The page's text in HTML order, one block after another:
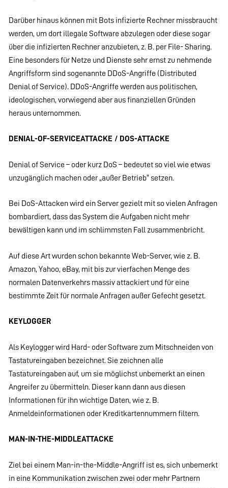
Darüber hinaus können mit Bots infizierte Rechner missbraucht
werden, um dort illegale Software abzulegen oder diese sogar
über die infizierten Rechner anzubieten, z. B. per File- Sharing.
Eine besonders für Netze und Dienste sehr ernst zu nehmende
Angriffsform sind sogenannte DDoS-Angriffe (Distributed
Denial of Service). DDoS-Angriffe werden aus politischen,
ideologischen, vorwiegend aber aus finanziellen Gründen
heraus unternommen.
DENIAL-OF-SERVICEATTACKE / DOS-ATTACKE
Denial of Service – oder kurz DoS – bedeutet so viel wie etwas
unzugänglich machen oder „außer Betrieb“ setzen.
Bei DoS-Attacken wird ein Server gezielt mit so vielen Anfragen
bombardiert, dass das System die Aufgaben nicht mehr
bewältigen kann und im schlimmsten Fall zusammenbricht.
Auf diese Art wurden schon bekannte Web-Server, wie z. B.
Amazon, Yahoo, eBay, mit bis zur vierfachen Menge des
normalen Datenverkehrs massiv attackiert und für eine
bestimmte Zeit für normale Anfragen außer Gefecht gesetzt.
KEYLOGGER
Als Keylogger wird Hard- oder Software zum Mitschneiden von
Tastatureingaben bezeichnet. Sie zeichnen alle
Tastatureingaben auf, um sie möglichst unbemerkt an einen
Angreifer zu übermitteln. Dieser kann dann aus diesen
Informationen für ihn wichtige Daten, wie z. B.
Anmeldeinformationen oder Kreditkartennummern filtern.
MAN-IN-THE-MIDDLEATTACKE
Ziel bei einem Man-in-the-Middle-Angriff ist es, sich unbemerkt
in eine Kommunikation zwischen zwei oder mehr Partnern